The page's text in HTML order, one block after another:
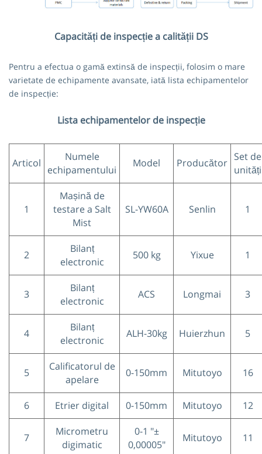
Capacități de inspecție a calității DS
Pentru a efectua o gamă extinsă de inspecții, folosim o mare
varietate de echipamente avansate, iată lista echipamentelor
de inspecție:
Lista echipamentelor de inspecție
Articol
Numele
echipamentului
Model Producător Set de
unități
1
Mașină de
testare a Salt
Mist
SL-YW60A Senlin 1
2
Bilanț
electronic
500 kg Yixue 1
3
Bilanț
electronic
ACS Longmai 3
4
Bilanț
electronic
ALH-30kg Huierzhun 5
5
Calificatorul de
apelare
0-150mm Mitutoyo 16
6 Etrier digital 0-150mm Mitutoyo 12
7
Micrometru
digimatic
0-1 "±
0,00005"
Mitutoyo 11